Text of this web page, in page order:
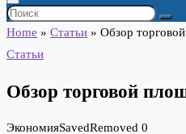
Home » Статьи » Обзор
Статьи
Обзор торговой
ЭкономияSavedRemoved 0